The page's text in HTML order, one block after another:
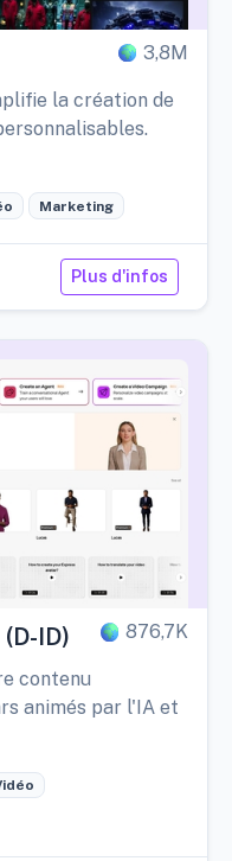
3,8M
la création de
Marketing
Plus d'infos
ID) 876,7K
contenu
animés par l'IA et